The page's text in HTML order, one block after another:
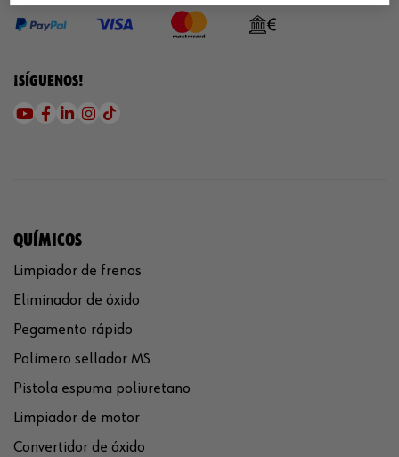
¡SÍGUENOS!
QUÍMICOS
Limpiador de frenos
Eliminador de óxido
Pegamento rápido
Polímero sellador MS
Pistola espuma poliuretano
Limpiador de motor
Convertidor de óxido